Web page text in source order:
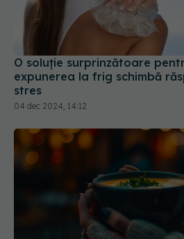
O soluție surprinzătoare
expunerea la frig schimbă
stres
04 dec 2024, 14:12